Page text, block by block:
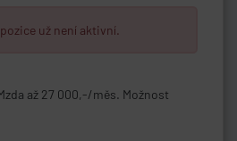
už není aktivní.
až 27 000,-/měs. Možnost